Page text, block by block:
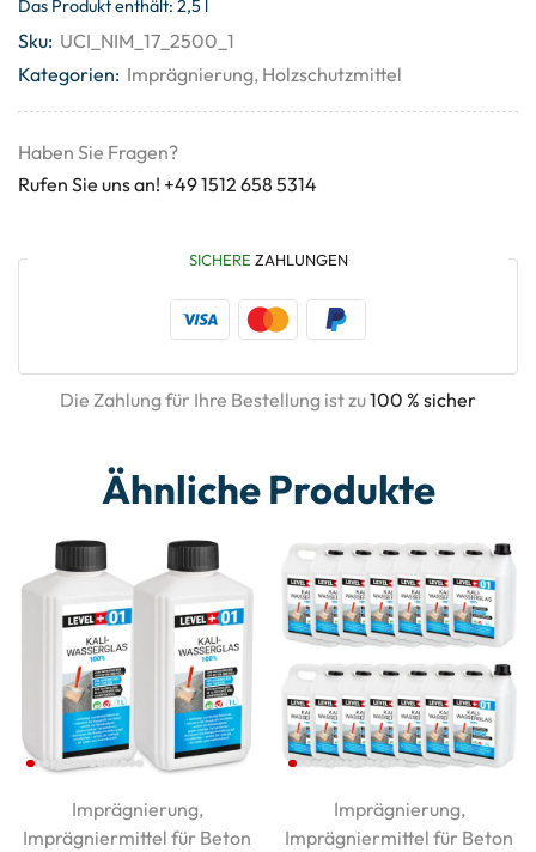
Das Produkt enthält: 2,5
Sku: UCI_NIM_17_2500_1
Kategorien: Imprägnierung, Holzschutzmittel
Haben Sie Fragen?
Rufen Sie uns an! +49 1512 658 5314
SICHERE ZAHLUNGEN
Die Zahlung für Ihre Bestellung ist zu100 % sicher
Ähnliche Produkte
Imprägnierung,
Imprägniermittel für Beton
Imprägnierung,
Imprägniermittel für Beton